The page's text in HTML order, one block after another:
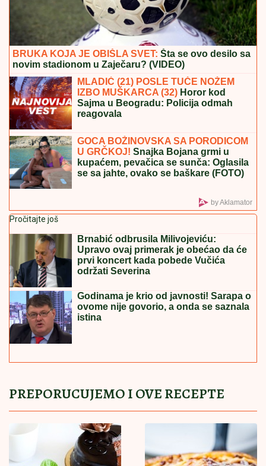
"Pacovi heroji" ne prestaju da oduševljvaju: Nećete
verovati šta sve otkrivaju, a evo šta dobijaju za uspeh
TAMARA ĐURIĆ DAJE 560.000 EVRA
da se brani sa slobode: "Verujem da bi
i on to uradio za mene", ovo su svi
NOVAK ĐOKOVIĆ REAGOVAO ZBOG
SLIKE BIVŠEG MUŽA DRAGANE
MIRKOVIĆToni Bijelić se pohvalio!
Potez slavnog tenisera iznenadio sve -
Ćerka Harisa Džinovića u transu na
Cecinom koncertu, haljina sa prorezima pokazala